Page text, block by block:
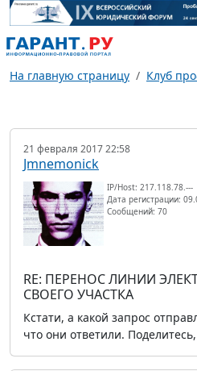
На главную страницу Клуб
21 февраля 2017 22:58
Jmnemonick
IP/Host: 217.118.78.---
Дата регистрации:
Сообщений: 70
RE: ПЕРЕНОС ЛИНИИ
СВОЕГО УЧАСТКА
Кстати, а какой запрос
что они ответили.